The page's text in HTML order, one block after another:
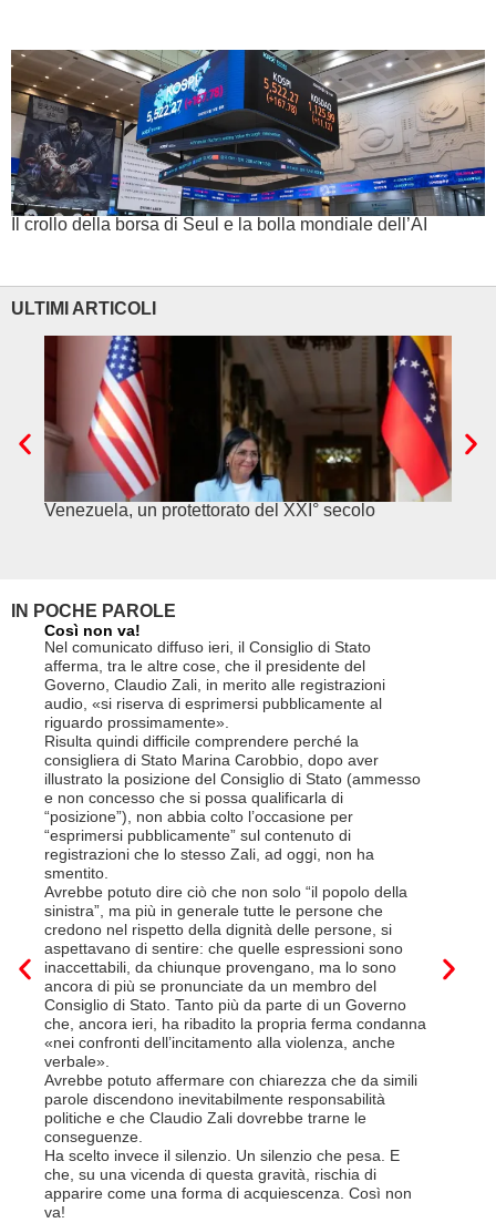
Il crollo della borsa di Seul e la bolla mondiale dell’AI
ULTIMI ARTICOLI
Venezuela, un protettorato del XXI° secolo
IN POCHE PAROLE
Così non va!
Nel comunicato diffuso ieri, il Consiglio di Stato
afferma, tra le altre cose, che il presidente del
Governo, Claudio Zali, in merito alle registrazioni
audio, «si riserva di esprimersi pubblicamente al
riguardo prossimamente».
Risulta quindi difficile comprendere perché la
consigliera di Stato Marina Carobbio, dopo aver
illustrato la posizione del Consiglio di Stato (ammesso
e non concesso che si possa qualificarla di
“posizione”), non abbia colto l’occasione per
“esprimersi pubblicamente” sul contenuto di
registrazioni che lo stesso Zali, ad oggi, non ha
smentito.
Avrebbe potuto dire ciò che non solo “il popolo della
sinistra”, ma più in generale tutte le persone che
credono nel rispetto della dignità delle persone, si
aspettavano di sentire: che quelle espressioni sono
inaccettabili, da chiunque provengano, ma lo sono
ancora di più se pronunciate da un membro del
Consiglio di Stato. Tanto più da parte di un Governo
che, ancora ieri, ha ribadito la propria ferma condanna
«nei confronti dell’incitamento alla violenza, anche
verbale».
Avrebbe potuto affermare con chiarezza che da simili
parole discendono inevitabilmente responsabilità
politiche e che Claudio Zali dovrebbe trarne le
conseguenze.
Ha scelto invece il silenzio. Un silenzio che pesa. E
che, su una vicenda di questa gravità, rischia di
apparire come una forma di acquiescenza. Così non
va!
franchi
Questa